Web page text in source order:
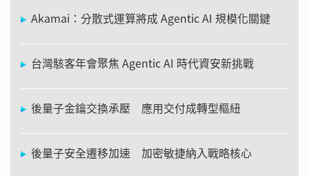
Akamai：分散式運算將成 Agentic AI 規模化關鍵
台灣駭客年會聚焦 Agentic AI 時代資安新挑戰
後量子金鑰交換承壓 應用交付成轉型樞紐
後量子安全遷移加速 加密敏捷納入戰略核心